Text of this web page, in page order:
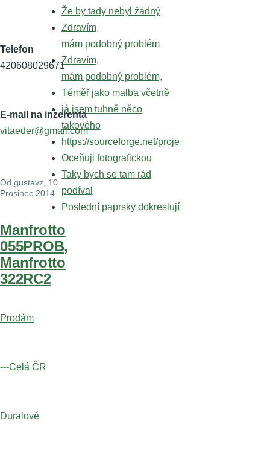
Telefon
420608029671
E-mail na inzerenta
vitaeder@gmail.com
Od gustavz, 10
Prosinec 2014
Manfrotto
055PROB,
Manfrotto
322RC2
Prodám
---Celá ČR
Duralové
Že by tady nebyl žádný
Zdravím,
mám podobný problém
Zdravím,
mám podobný problém,
Téměř jako malba včetně
já jsem tuhně něco
takového
https://sourceforge.net/proje
Oceňuji fotografickou
Taky bych se tam rád
podíval
Poslední paprsky dokreslují